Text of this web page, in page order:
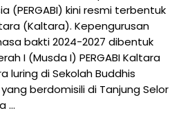
(PERGABI) kini resmi terbentuk
(Kaltara). Kepengurusan
bakti 2024-2027 dibentuk
I (Musda I) PERGABI Kaltara
luring di Sekolah Buddhis
berdomisili di Tanjung Selor
…